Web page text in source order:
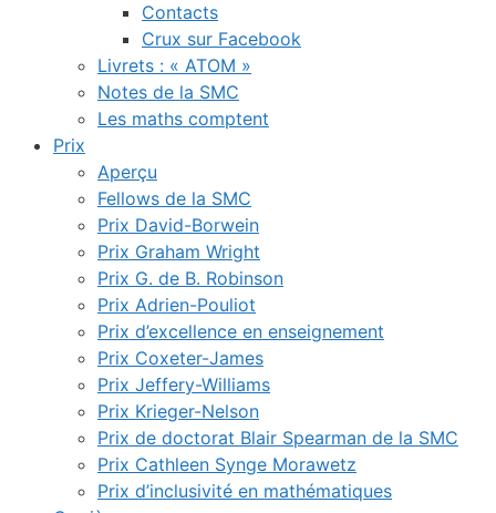
Contacts
Crux sur Facebook
Livrets : « ATOM »
Notes de la SMC
Les maths comptent
Prix
Aperçu
Fellows de la SMC
Prix David-Borwein
Prix Graham Wright
Prix G. de B. Robinson
Prix Adrien-Pouliot
Prix d’excellence en enseignement
Prix Coxeter-James
Prix Jeffery-Williams
Prix Krieger-Nelson
Prix de doctorat Blair Spearman de la SMC
Prix Cathleen Synge Morawetz
Prix d’inclusivité en mathématiques